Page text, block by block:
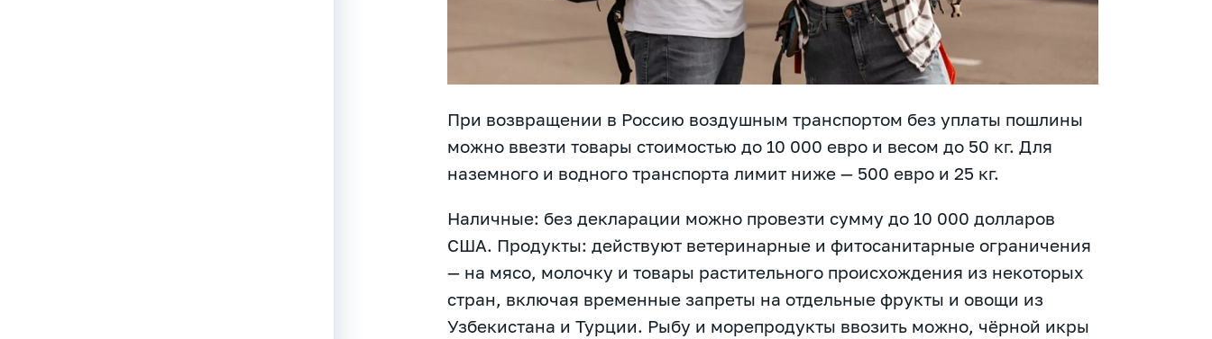
При возвращении в Россию воздушным транспортом без уплаты пошлины
можно ввезти товары стоимостью до 10 000 евро и весом до 50 кг. Для
наземного и водного транспорта лимит ниже — 500 евро и 25 кг.
Наличные: без декларации можно провезти сумму до 10 000 долларов
США. Продукты: действуют ветеринарные и фитосанитарные ограничения
— на мясо, молочку и товары растительного происхождения из некоторых
стран, включая временные запреты на отдельные фрукты и овощи из
Узбекистана и Турции. Рыбу и морепродукты ввозить можно, чёрной икры